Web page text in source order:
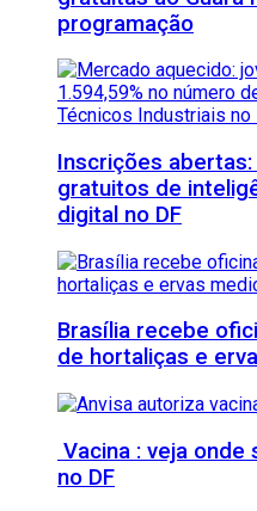
programação
Inscrições
gratuitos de
digital no DF
Brasília recebe
de hortaliças e
Vacina : veja
no DF